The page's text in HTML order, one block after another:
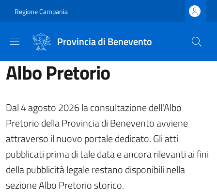
Regione Campania
Provincia di Benevento
Albo Pretorio
Dal 4 agosto 2026 la consultazione dell'Albo
Pretorio della Provincia di Benevento avviene
attraverso il nuovo portale dedicato. Gli atti
pubblicati prima di tale data e ancora rilevanti ai fini
della pubblicità legale restano disponibili nella
sezione Albo Pretorio storico.